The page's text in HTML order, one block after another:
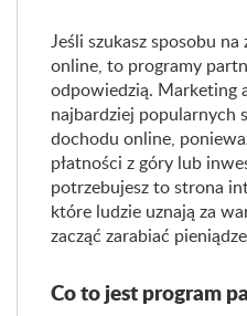
Jeśli szukasz sposobu
online, to programy
odpowiedzią. Marketing
najbardziej popularnych
dochodu online,
płatności z góry lub
potrzebujesz to strona
które ludzie uznają za
zacząć zarabiać
Co to jest program